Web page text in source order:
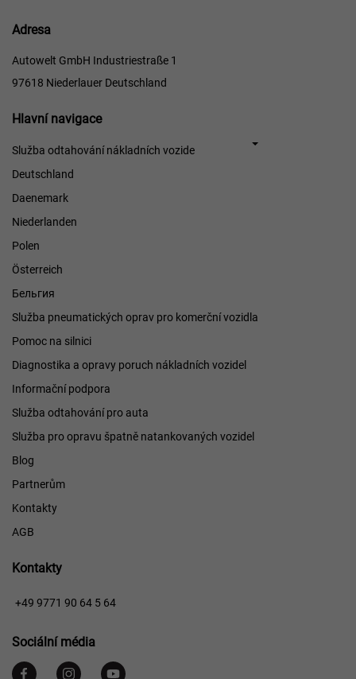
Adresa
Autowelt GmbH Industriestraße 1
97618 Niederlauer Deutschland
Hlavní
Hlavní navigace
Služba odtahování nákladních vozide
Deutschland
Daenemark
Niederlanden
Polen
Österreich
Бельгия
Služba pneumatických oprav pro komerční vozidla
Pomoc na silnici
Diagnostika a opravy poruch nákladních vozidel
Informační podpora
Služba odtahování pro auta
Služba pro opravu špatně natankovaných vozidel
Blog
Partnerům
Kontakty
AGB
Kontakty
+49 9771 90 64 5 64
Sociální média